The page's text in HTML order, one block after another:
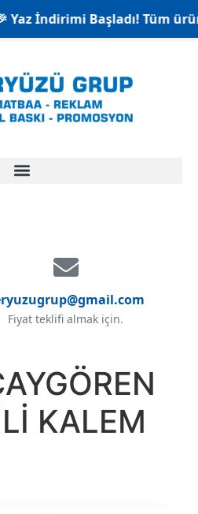
Yaz İndirimi Başladı! Tüm
Fiyat teklifi almak için.
KALEM